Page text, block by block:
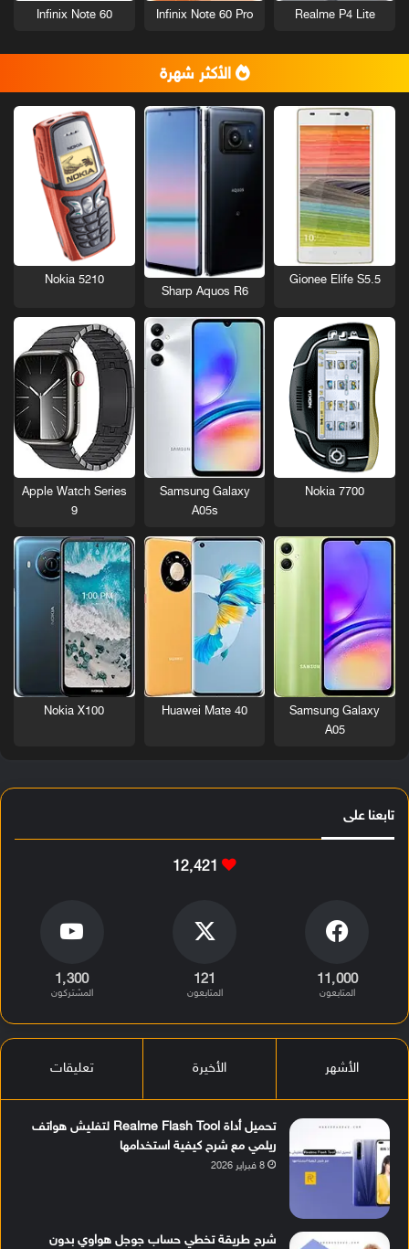
Realme P4 Lite
Infinix Note 60 Pro
Infinix Note 60
الأكثر شهرة
Gionee Elife S5.5
Sharp Aquos R6
Nokia 5210
Nokia 7700
Samsung Galaxy
A05s
Apple Watch Series
9
Samsung Galaxy
A05
Huawei Mate 40
Nokia X100
تابعنا على
12٬421
11٬000
المتابعون
121
المتابعون
1٬300
المشتركون
الأشهر الأخيرة تعليقات
تحميل أداة Realme Flash Tool لتفليش هواتف
ريلمي مع شرح كيفية استخدامها
8 فبراير 2026
شرح طريقة تخطي حساب جوجل هواوي بدون